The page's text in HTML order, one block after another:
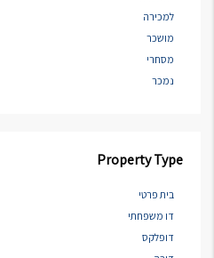
למכירה
מושכר
מסחרי
נמכר
Property Type
בית פרטי
דו משפחתי
דופלקס